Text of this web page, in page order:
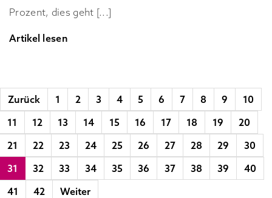
Prozent, dies geht [...]
Artikel lesen
Zurück 1 2 3 4 5 6 7 8 9
10
11
12 13 14 15 16 17 18 19
20
21
22 23 24 25 26 27 28 29
30
31
32 33 34 35 36 37 38 39
40
41
42 Weiter